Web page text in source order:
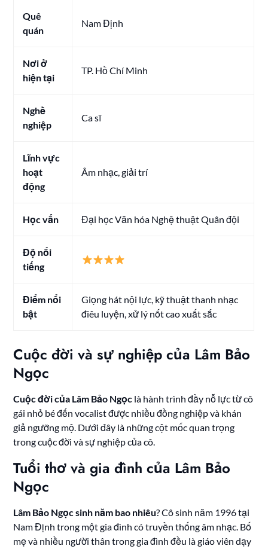
Quê
quán
Nam Định
Nơi ở
hiện tại
TP. Hồ Chí Minh
Nghề
nghiệp
Ca sĩ
Lĩnh vực
hoạt
động
Âm nhạc, giải trí
Học vấn Đại học Văn hóa Nghệ thuật Quân đội
Độ nổi
tiếng
Điểm nổi
bật
Giọng hát nội lực, kỹ thuật thanh nhạc
điêu luyện, xử lý nốt cao xuất sắc
Cuộc đời và sự nghiệp của Lâm Bảo
Ngọc
Cuộc đời của Lâm Bảo Ngọc là hành trình đầy nỗ lực từ cô
gái nhỏ bé đến vocalist được nhiều đồng nghiệp và khán
giả ngưỡng mộ. Dưới đây là những cột mốc quan trọng
trong cuộc đời và sự nghiệp của cô.
Tuổi thơ và gia đình của Lâm Bảo
Ngọc
Lâm Bảo Ngọc sinh năm bao nhiêu? Cô sinh năm 1996 tại
Nam Định trong một gia đình có truyền thống âm nhạc. Bố
mẹ và nhiều người thân trong gia đình đều là giáo viên dạy